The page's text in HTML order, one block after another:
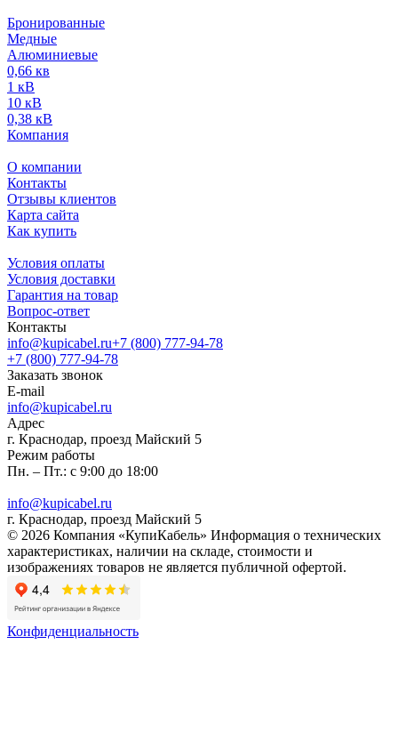
Бронированные
Медные
Алюминиевые
0,66 кв
1 кВ
10 кВ
0,38 кВ
Компания
О компании
Контакты
Отзывы клиентов
Карта сайта
Как купить
Условия оплаты
Условия доставки
Гарантия на товар
Вопрос-ответ
Контакты
info@kupicabel.ru+7 (800) 777-94-78
+7 (800) 777-94-78
Заказать звонок
E-mail
info@kupicabel.ru
Адрес
г. Краснодар, проезд Майский 5
Режим работы
Пн. – Пт.: с 9:00 до 18:00
info@kupicabel.ru
г. Краснодар, проезд Майский 5
© 2026 Компания «КупиКабель» Информация о технических
характеристиках, наличии на складе, стоимости и
изображениях товаров не является публичной офертой.
Конфиденциальность